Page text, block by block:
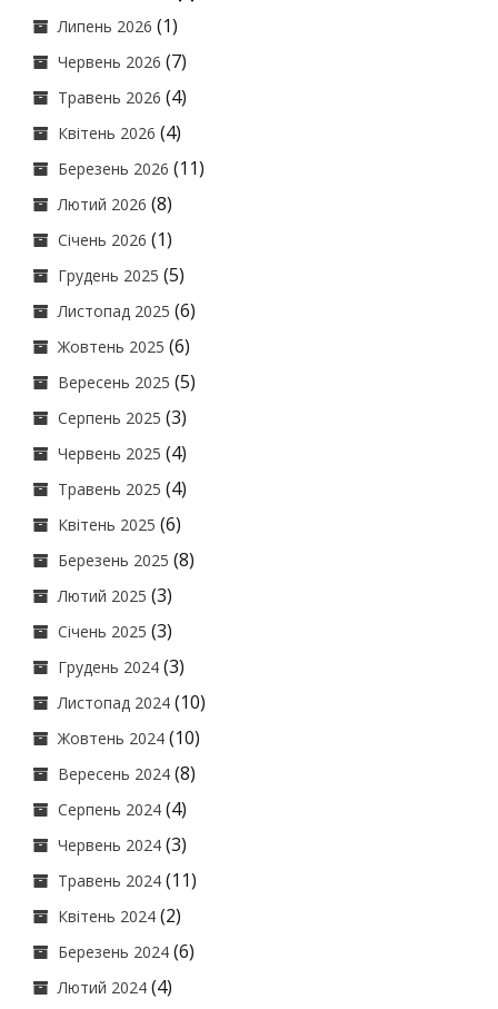
Липень 2026 (1)
Червень 2026 (7)
Травень 2026 (4)
Квітень 2026 (4)
Березень 2026 (11)
Лютий 2026 (8)
Січень 2026 (1)
Грудень 2025 (5)
Листопад 2025 (6)
Жовтень 2025 (6)
Вересень 2025 (5)
Серпень 2025 (3)
Червень 2025 (4)
Травень 2025 (4)
Квітень 2025 (6)
Березень 2025 (8)
Лютий 2025 (3)
Січень 2025 (3)
Грудень 2024 (3)
Листопад 2024 (10)
Жовтень 2024 (10)
Вересень 2024 (8)
Серпень 2024 (4)
Червень 2024 (3)
Травень 2024 (11)
Квітень 2024 (2)
Березень 2024 (6)
Лютий 2024 (4)